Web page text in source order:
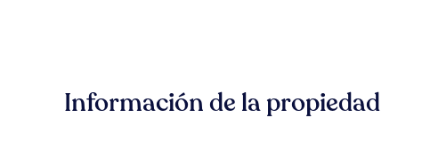
Información de la propiedad